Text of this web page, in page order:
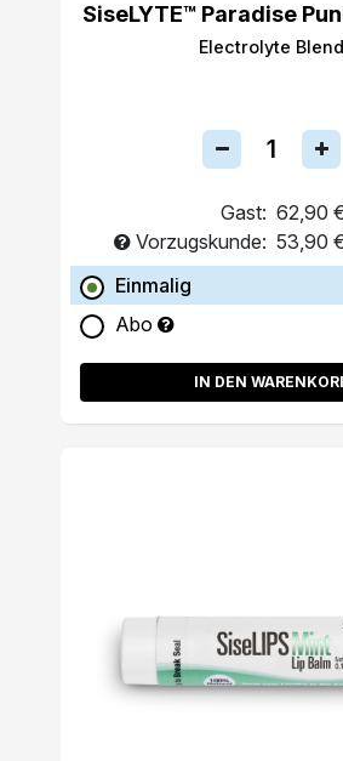
SiseLYTE™ Paradise
Electrolyte Blend
Gast: 62,90
Vorzugskunde: 53,90
Einmalig
Abo
IN DEN